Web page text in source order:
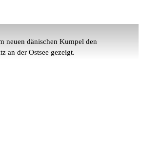
neuen dänischen Kumpel den
an der Ostsee gezeigt.